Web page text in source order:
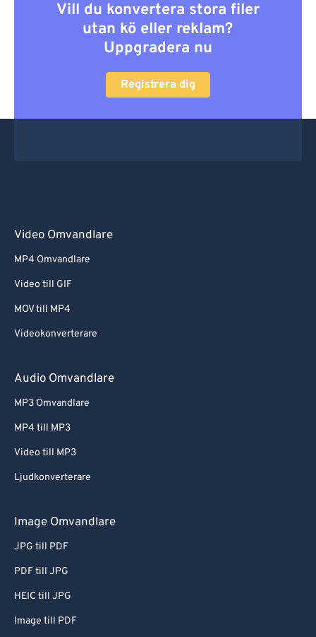
Vill du konvertera stora filer
utan kö eller reklam?
Uppgradera nu
Registrera dig
Video Omvandlare
MP4 Omvandlare
Video till GIF
MOV till MP4
Videokonverterare
Audio Omvandlare
MP3 Omvandlare
MP4 till MP3
Video till MP3
Ljudkonverterare
Image Omvandlare
JPG till PDF
PDF till JPG
HEIC till JPG
Image till PDF